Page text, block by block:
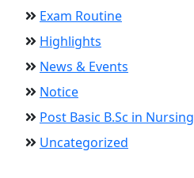
Exam Routine
Highlights
News & Events
Notice
Post Basic B.Sc in Nursing
Uncategorized